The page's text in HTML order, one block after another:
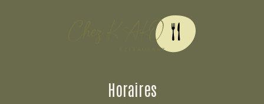
Horaires